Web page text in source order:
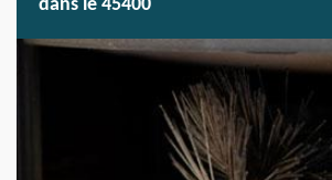
dans le 45400